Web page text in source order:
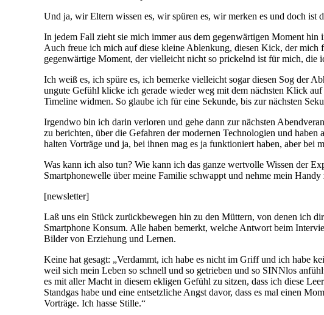
Und ja, wir Eltern wissen es, wir spüren es, wir merken es und doch ist
In jedem Fall zieht sie mich immer aus dem gegenwärtigen Moment hin
Auch freue ich mich auf diese kleine Ablenkung, diesen Kick, der mich
gegenwärtige Moment, der vielleicht nicht so prickelnd ist für mich, die
Ich weiß es, ich spüre es, ich bemerke vielleicht sogar diesen Sog der
ungute Gefühl klicke ich gerade wieder weg mit dem nächsten Klick
Timeline widmen. So glaube ich für eine Sekunde, bis zur nächsten
Irgendwo bin ich darin verloren und gehe dann zur nächsten
zu berichten, über die Gefahren der modernen Technologien und
halten Vorträge und ja, bei ihnen mag es ja funktioniert haben, aber bei
Was kann ich also tun? Wie kann ich das ganze wertvolle Wissen der
Smartphonewelle über meine Familie schwappt und nehme mein
[newsletter]
Laß uns ein Stück zurückbewegen hin zu den Müttern, von denen ich
Smartphone Konsum. Alle haben bemerkt, welche Antwort beim
Bilder von Erziehung und Lernen.
Keine hat gesagt: „Verdammt, ich habe es nicht im Griff und ich habe
weil sich mein Leben so schnell und so getrieben und so SINNlos
es mit aller Macht in diesem ekligen Gefühl zu sitzen, dass ich diese
Standgas habe und eine entsetzliche Angst davor, dass es mal einen
Vorträge. Ich hasse Stille.“